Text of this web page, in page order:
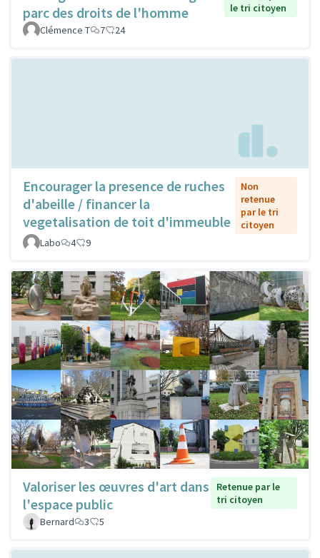
parc des droits de l'homme
le tri citoyen
Clémence T
7 24
Encourager la presence de ruches
d'abeille / financer la
vegetalisation de toit d'immeuble
Non
retenue
par le tri
citoyen
Labo
4 9
Valoriser les œuvres d'art dans
l'espace public
Retenue par le
tri citoyen
Bernard
3 5